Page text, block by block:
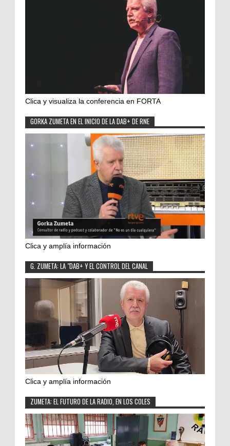
Clica y visualiza la conferencia en FORTA
GORKA ZUMETA EN EL INICIO DE LA DAB+ DE RNE
Clica y amplía información
G. ZUMETA: LA "DAB+ Y EL CONTROL DEL CANAL
Clica y amplía información
ZUMETA: EL FUTURO DE LA RADIO, EN LOS COLES